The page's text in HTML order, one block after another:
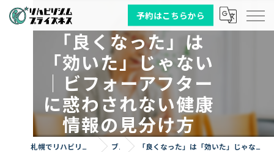
予約はこちらから
「良くなった」は
「効いた」じゃない
｜ビフォーアフター
に惑わされない健康
情報の見分け方
札幌でリハビリならリハビリジム プライズネス ブログ 「良くなった」は「効いた」じゃない｜ビフォーアフターに惑わされない健康情報の見分け方